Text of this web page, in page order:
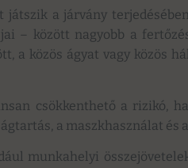
a járvány
– között nagyobb a
a közös ágyat vagy közös
csökkenthető a rizikó,
a maszkhasználat és
munkahelyi